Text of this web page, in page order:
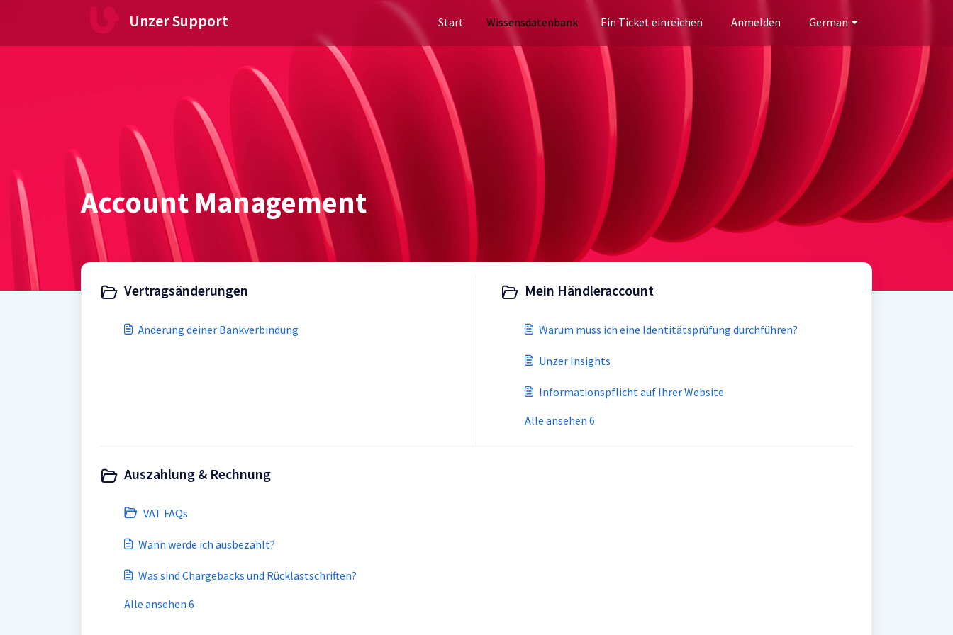
Zum hauptsächlichen Inhalt gehen
Unzer Support Start Wissensdatenbank Ein Ticket einreichen Anmelden German
Account Management
Vertragsänderungen
Änderung deiner Bankverbindung
Mein Händleraccount
Warum muss ich eine Identitätsprüfung durchführen?
Unzer Insights
Informationspflicht auf Ihrer Website
Alle ansehen 6
Auszahlung & Rechnung
VAT FAQs
Wann werde ich ausbezahlt?
Was sind Chargebacks und Rücklastschriften?
Alle ansehen 6